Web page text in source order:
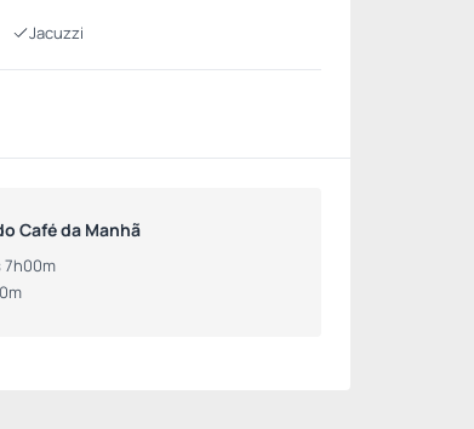
Jacuzzi
Café da Manhã
7h00m